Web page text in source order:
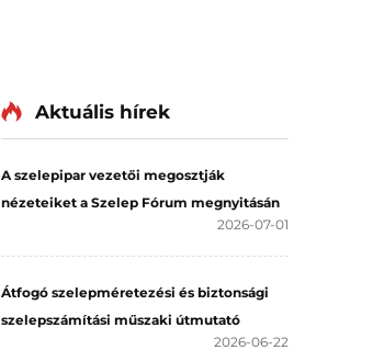
Aktuális hírek
A szelepipar vezetői megosztják
nézeteiket a Szelep Fórum megnyitásán
2026-07-01
Átfogó szelepméretezési és biztonsági
szelepszámítási műszaki útmutató
2026-06-22